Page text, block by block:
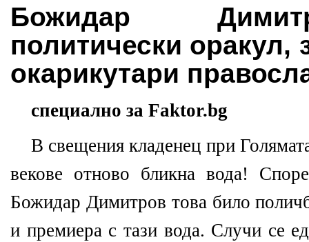
Божидар
политически оракул,
окарикутари
специално за Faktor.bg
В свещения кладенец при
векове отново бликна вода!
Божидар Димитров това било
и премиера с тази вода. Случи се